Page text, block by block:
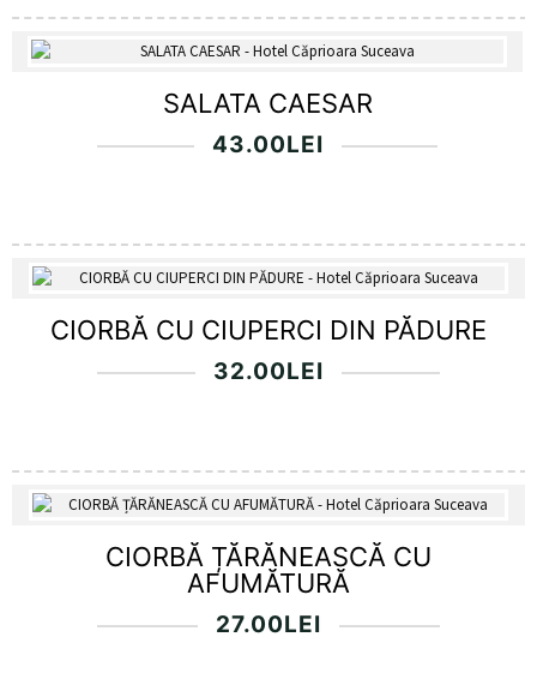
SALATA CAESAR
43.00LEI
CIORBĂ CU CIUPERCI DIN PĂDURE
32.00LEI
CIORBĂ ȚĂRĂNEASCĂ CU
AFUMĂTURĂ
27.00LEI